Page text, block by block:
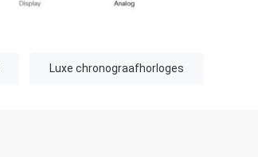
Luxe chronograafhorloges